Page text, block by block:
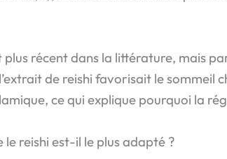
plus récent dans la littérature, mais
de reishi favorisait le sommeil
ce qui explique pourquoi la
le reishi est-il le plus adapté ?